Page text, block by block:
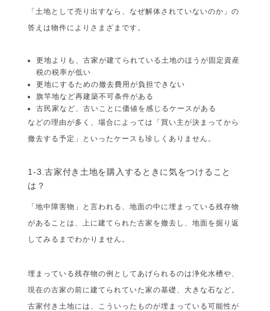
「土地として売り出すなら、なぜ解体されていないのか」の
答えは物件によりさまざまです。
更地よりも、古家が建てられている土地のほうが固定資産
税の税率が低い
更地にするための撤去費用が負担できない
旗竿地など再建築不可条件がある
古民家など、古いことに価値を感じるケースがある
などの理由が多く、場合によっては「買い主が決まってから
撤去する予定」といったケースも珍しくありません。
1-3.古家付き土地を購入するときに気をつけること
は？
「地中障害物」と言われる、地面の中に埋まっている残存物
があることは、上に建てられた古家を撤去し、地面を掘り返
してみるまでわかりません。
埋まっている残存物の例としてあげられるのは浄化水槽や、
現在の古家の前に建てられていた家の基礎、大きな石など。
古家付き土地には、こういったものが埋まっている可能性が